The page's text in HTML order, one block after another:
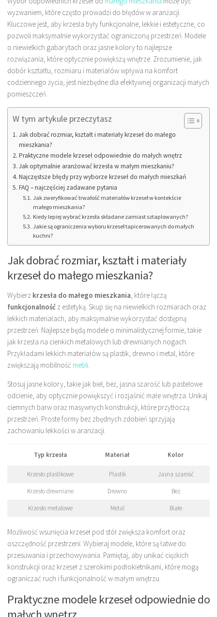
wyzwaniem, które często prowadzi do błędów w aranżacji.
Kluczowe jest, aby krzesła były funkcjonalne, lekkie i estetyczne, co
pozwoli maksymalnie wykorzystać ograniczoną przestrzeń. Modele
o niewielkich gabarytach oraz jasne kolory to najlepsze
rozwiązania, które optycznie powiększą wnętrze. Zrozumienie, jak
dobór kształtu, rozmiaru i materiałów wpływa na komfort
codziennego życia, jest niezbędne dla efektywnej organizacji małych
pomieszczeń.
W tym artykule przeczytasz
Jak dobrać rozmiar, kształt i materiały krzeseł do małego
mieszkania?
Praktyczne modele krzeseł odpowiednie do małych wnętrz
Jak optymalnie aranżować krzesła w małym mieszkaniu?
Najczęstsze błędy przy wyborze krzeseł do małych mieszkań
FAQ – najczęściej zadawane pytania
Jak zweryfikować trwałość materiałów krzeseł w kontekście
małego mieszkania?
Kiedy lepiej wybrać krzesła składane zamiast sztaplowanych?
Jakie są ograniczenia wyboru krzeseł tapicerowanych do małych
kuchni?
Jak dobrać rozmiar, kształt i materiały
krzeseł do małego mieszkania?
Wybierz krzesła do małego mieszkania , które łączą
funkcjonalność z estetyką. Skup się na niewielkich rozmiarach oraz
lekkich materiałach, aby maksymalnie wykorzystać dostępną
przestrzeń. Najlepsze będą modele o minimalistycznej formie, takie
jak krzesła na cienkich metalowych lub drewnianych nogach.
Przykładami lekkich materiałów są plastik, drewno i metal, które
zwiększają mobilność mebli
Stosuj jasne kolory, takie jak biel, beż, jasna szarość lub pastelowe
odcienie, aby optycznie powiększyć i rozjaśnić małe wnętrza. Unikaj
ciemnych barw oraz masywnych konstrukcji, które przytłoczą
przestrzeń. Proste formy bez zbędnych zdobień sprzyjają
zachowaniu lekkości w aranżacji.
Typ krzesła Materiał Kolor
Krzesło plastikowe Plastik Jasna szarość
Krzesło drewniane Drewno Beż
Krzesło metalowe Metal Białe
Możliwość wsunięcia krzeseł pod stół zwiększa komfort oraz
oszczędność przestrzeni. Wybieraj modele, które są łatwe do
przesuwania i przechowywania. Pamiętaj, aby unikać ciężkich
konstrukcji oraz krzeseł z szerokimi podłokietnikami, które mogą
ograniczać ruch i funkcjonalność w małym wnętrzu.
Praktyczne modele krzeseł odpowiednie do